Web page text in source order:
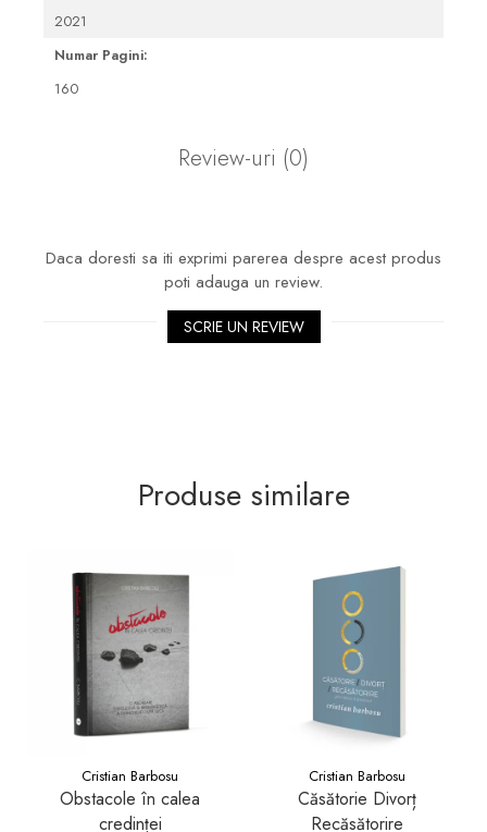
2021
Numar Pagini:
160
Review-uri (0)
Daca doresti sa iti exprimi parerea despre acest produs
poti adauga un review.
SCRIE UN REVIEW
Produse similare
Cristian Barbosu
Obstacole în calea
credinței
Cristian Barbosu
Căsătorie Divorț
Recăsătorire